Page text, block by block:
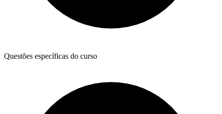
Questões específicas do curso